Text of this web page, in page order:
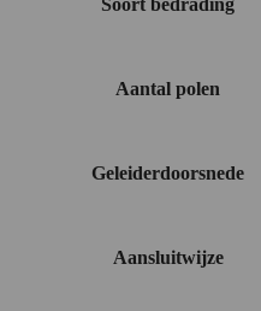
Aantal polen
Geleiderdoorsnede
Aansluitwijze